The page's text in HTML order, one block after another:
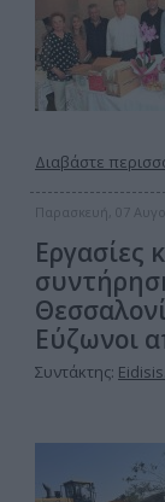
Διαβάστε
Παρασκευή, 07
Εργασίες
Εύζωνοι
Συντάκτης: